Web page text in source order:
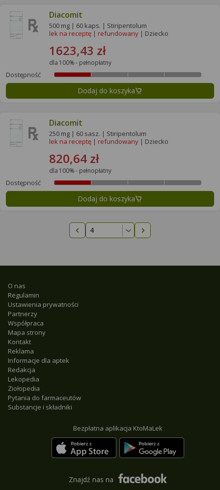
Diacomit
500 mg | 60 kaps. | Stiripentolum
lek na receptę | refundowany | Dziecko
1623,43 zł
dla 100% - pełnopłatny
Dostępność
Dodaj do koszyka
Diacomit
250 mg | 60 sasz. | Stiripentolum
lek na receptę | refundowany | Dziecko
820,64 zł
dla 100% - pełnopłatny
Dostępność
Dodaj do koszyka
Poprzednia strona Następna strona
O nas
Regulamin
Ustawienia prywatności
Partnerzy
Współpraca
Mapa strony
Kontakt
Reklama
Informacje dla aptek
Redakcja
Lekopedia
Ziołopedia
Pytania do farmaceutów
Substancje i składniki
Bezpłatna aplikacja KtoMaLek
Znajdź nas na